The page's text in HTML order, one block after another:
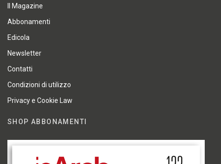
Il Magazine
Abbonamenti
Edicola
Newsletter
Contatti
Condizioni di utilizzo
Privacy e Cookie Law
SHOP ABBONAMENTI